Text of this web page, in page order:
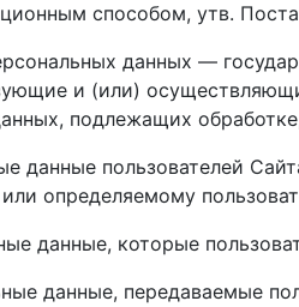
способом, утв.
данных —
и (или)
подлежащих
данные пользователей
определяемому
данные, которые
данные, передаваемые